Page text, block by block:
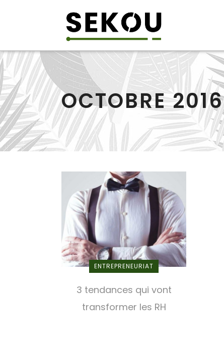
OCTOBRE 2016
ENTREPRENEURIAT
3 tendances qui vont
transformer les RH